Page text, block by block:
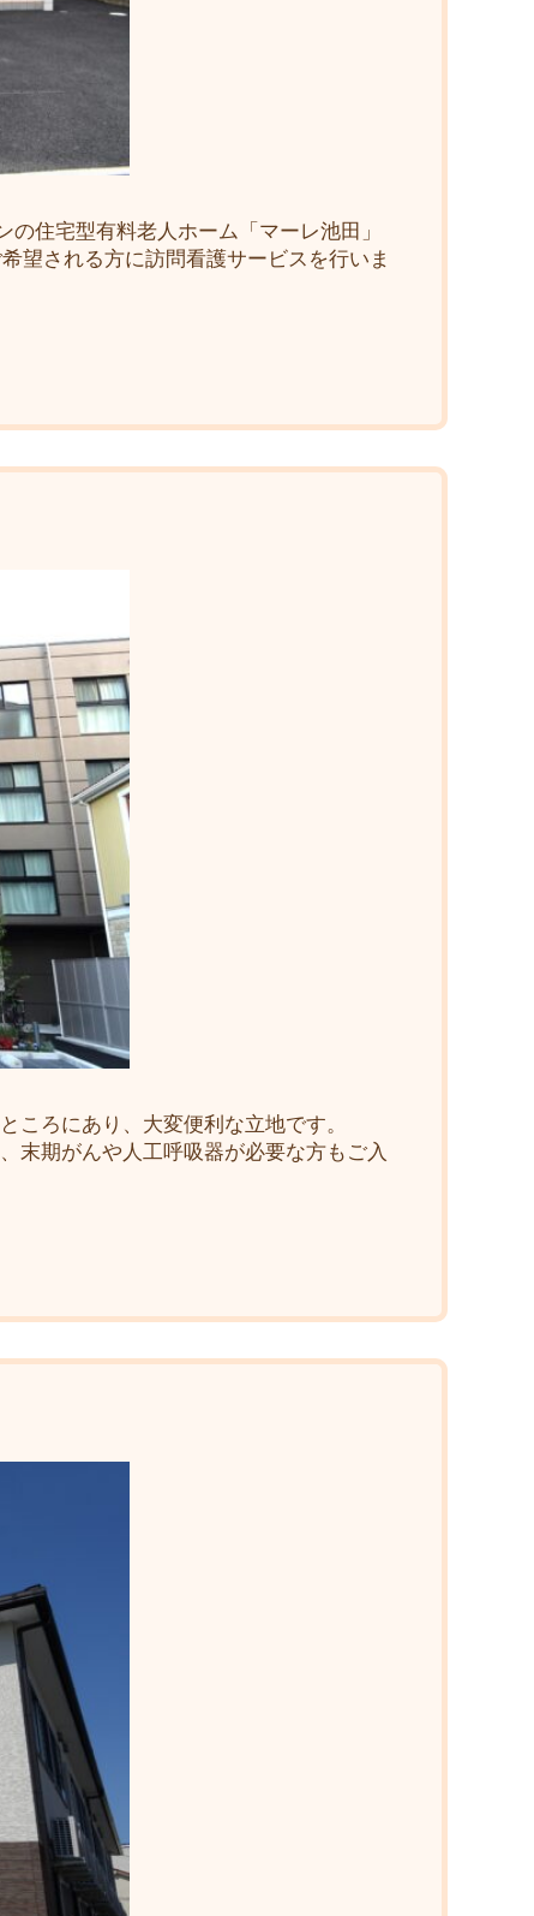
住宅型有料老人ホーム「マーレ池田」
望される方に訪問看護サービスを行いま
ころにあり、大変便利な立地です。
末期がんや人工呼吸器が必要な方もご入